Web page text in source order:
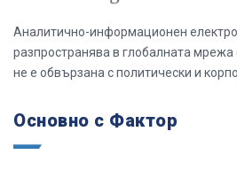
Аналитично-информационен
разпространява в глобалната
не е обвързана с политически и
Основно с Фактор